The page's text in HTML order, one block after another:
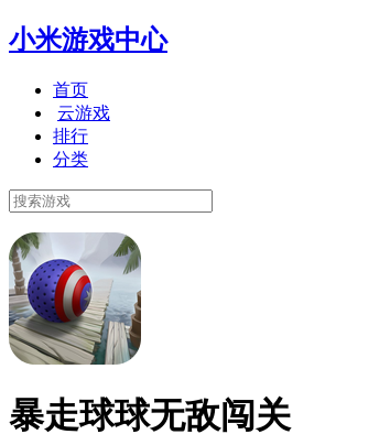
小米游戏中心
首页
云游戏
排行
分类
暴走球球无敌闯关